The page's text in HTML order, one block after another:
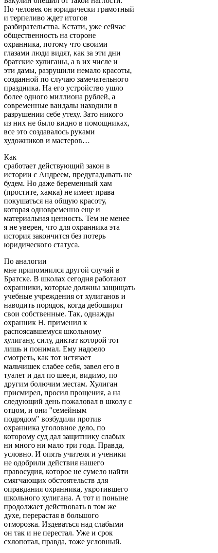
Но человек он юридически грамотный
и терпеливо ждет итогов
разбирательства. Кстати, уже сейчас
общественность на стороне
охранника, потому что своими
глазами люди видят, как за эти дни
братские хулиганы, а в их числе и
эти дамы, разрушили немало красоты,
созданной по случаю замечательного
праздника. На его устройство ушло
более одного миллиона рублей, а
современные вандалы находили в
разрушении себе утеху. Зато никого
из них не было видно в помощниках,
все это создавалось руками
художников и мастеров…
Как
сработает действующий закон в
истории с Андреем, предугадывать не
будем. Но даже беременный хам
(простите, хамка) не имеет права
покушаться на общую красоту,
которая одновременно еще и
материальная ценность. Тем не менее
я не уверен, что для охранника эта
история закончится без потерь
юридического статуса.
По аналогии
мне припомнился другой случай в
Братске. В школах сегодня работают
охранники, которые должны защищать
учебные учреждения от хулиганов и
наводить порядок, когда дебоширят
свои собственные. Так, однажды
охранник Н. применил к
распоясавшемуся школьному
хулигану, силу, диктат которой тот
лишь и понимал. Ему надоело
смотреть, как тот истязает
мальчишек слабее себя, завел его в
туалет и дал по шее,и, видимо, по
другим болючим местам. Хулиган
присмирел, просил прощения, а на
следующий день пожаловал в школу с
отцом, и они "семейным
подрядом" возбудили против
охранника уголовное дело, по
которому суд дал защитнику слабых
ни много ни мало три года. Правда,
условно. И опять учителя и ученики
не одобрили действия нашего
правосудия, которое не сумело найти
смягчающих обстоятельств для
оправдания охранника, укротившего
школьного хулигана. А тот и поныне
продолжает действовать в том же
духе, перерастая в большого
отморозка. Издеваться над слабыми
он так и не перестал. Уже и срок
схлопотал, правда, тоже условный.